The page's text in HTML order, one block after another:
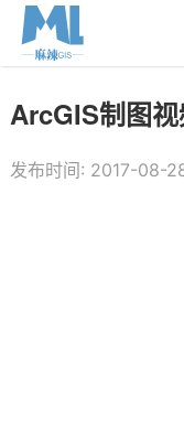
ArcGIS制图
发布时间: 2017-08-